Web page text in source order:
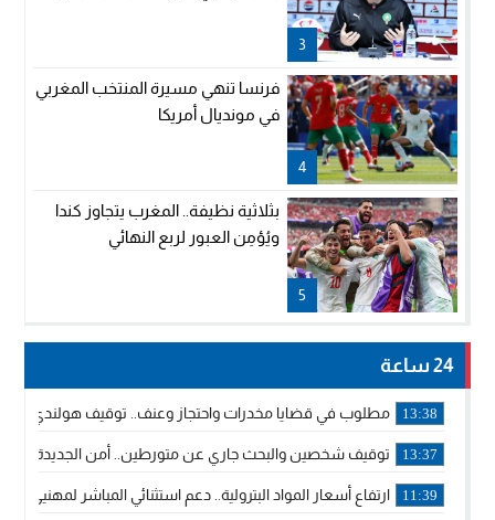
3
4
فرنسا تنهي مسيرة المنتخب المغربي
في مونديال أمريكا
5
بثلاثية نظيفة.. المغرب يتجاوز كندا
ويُؤمِن العبور لربع النهائي
24 ساعة
13:38 مطلوب في قضايا مخدرات واحتجاز وعنف.. توقيف هولندي
13:37 توقيف شخصين والبحث جاري عن متورطين.. أمن الجديدة يفك
11:39 ارتفاع أسعار المواد البترولية.. دعم استثنائي المباشر لمهنيي